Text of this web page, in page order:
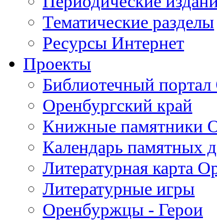
Тематические разделы
Ресурсы Интернет
Проекты
Библиотечный портал
Оренбургский край
Книжные памятники
Календарь памятных
Литературная карта
Литературные игры
Оренбуржцы - Герои